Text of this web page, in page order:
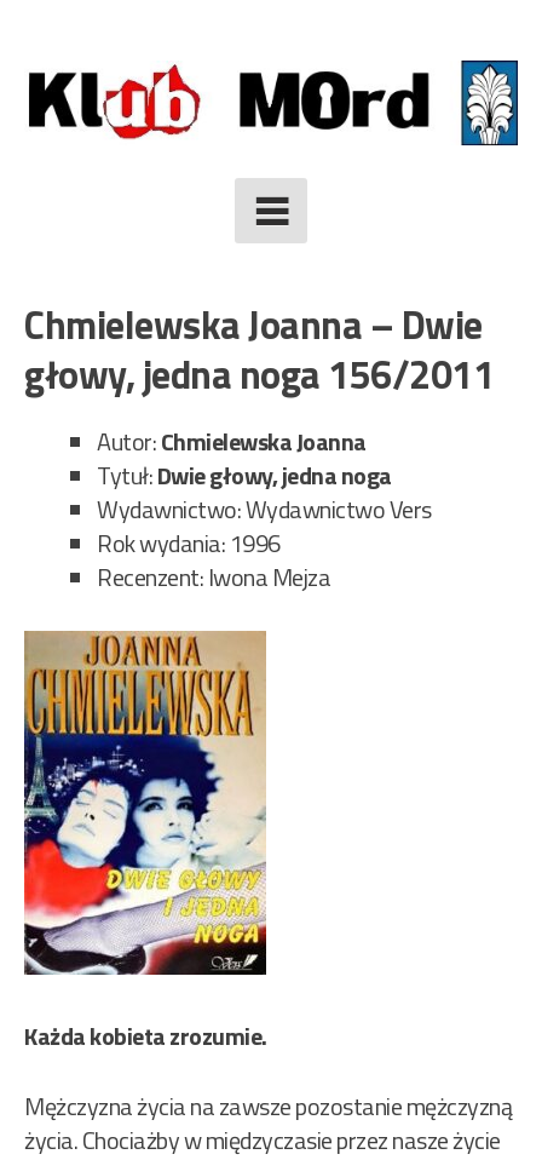
to
content
Chmielewska Joanna – Dwie
głowy, jedna noga 156/2011
Autor:Chmielewska Joanna
Tytuł:Dwie głowy, jedna noga
Wydawnictwo: Wydawnictwo Vers
Rok wydania: 1996
Recenzent: Iwona Mejza
Każda kobieta zrozumie.
Mężczyzna życia na zawsze pozostanie mężczyzną
życia. Chociażby w międzyczasie przez nasze życie